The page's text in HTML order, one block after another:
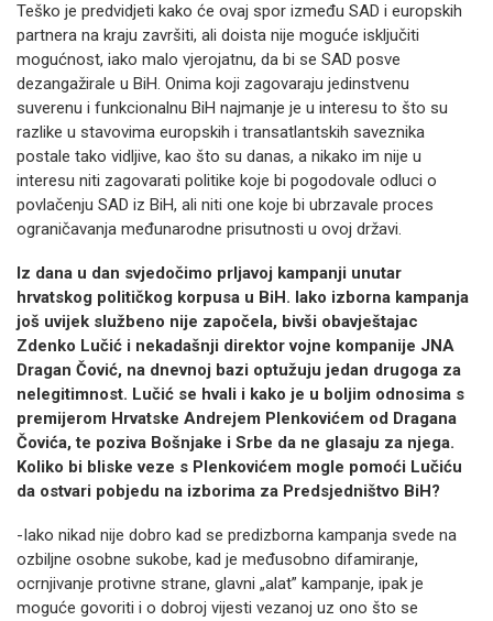
Teško je predvidjeti kako će ovaj spor između SAD i europskih
partnera na kraju završiti, ali doista nije moguće isključiti
mogućnost, iako malo vjerojatnu, da bi se SAD posve
dezangažirale u BiH. Onima koji zagovaraju jedinstvenu
suverenu i funkcionalnu BiH najmanje je u interesu to što su
razlike u stavovima europskih i transatlantskih saveznika
postale tako vidljive, kao što su danas, a nikako im nije u
interesu niti zagovarati politike koje bi pogodovale odluci o
povlačenju SAD iz BiH, ali niti one koje bi ubrzavale proces
ograničavanja međunarodne prisutnosti u ovoj državi.
Iz dana u dan svjedočimo prljavoj kampanji unutar
hrvatskog političkog korpusa u BiH. Iako izborna kampanja
još uvijek službeno nije započela, bivši obavještajac
Zdenko Lučić i nekadašnji direktor vojne kompanije JNA
Dragan Čović, na dnevnoj bazi optužuju jedan drugoga za
nelegitimnost. Lučić se hvali i kako je u boljim odnosima s
premijerom Hrvatske Andrejem Plenkovićem od Dragana
Čovića, te poziva Bošnjake i Srbe da ne glasaju za njega.
Koliko bi bliske veze s Plenkovićem mogle pomoći Lučiću
da ostvari pobjedu na izborima za Predsjedništvo BiH?
-Iako nikad nije dobro kad se predizborna kampanja svede na
ozbiljne osobne sukobe, kad je međusobno difamiranje,
ocrnjivanje protivne strane, glavni „alat” kampanje, ipak je
moguće govoriti i o dobroj vijesti vezanoj uz ono što se